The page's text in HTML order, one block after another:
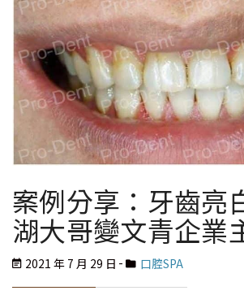
案例分享：牙齒亮
湖大哥變文青企業
2021 年 7 月 29 日 口腔SPA